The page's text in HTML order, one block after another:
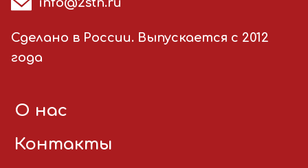
info@2stn.ru
Сделано в России. Выпускается с 2012
года
О нас
Контакты